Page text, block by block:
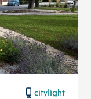
citylight